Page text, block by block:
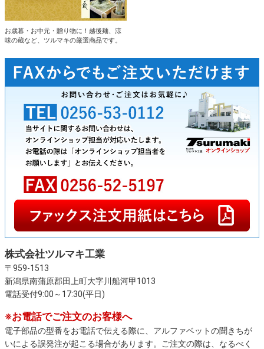
お歳暮・お中元・贈り物に！越後麺、涼
味の蔵など、ツルマキの厳選商品です。
株式会社ツルマキ工業
〒959-1513
新潟県南蒲原郡田上町大字川船河甲1013
電話受付9:00～17:30(平日)
※お電話でご注文のお客様へ
電子部品の型番をお電話で伝える際に、アルファベットの聞きちが
いによる誤発注が起こる場合があります。ご注文の際は、なるべく